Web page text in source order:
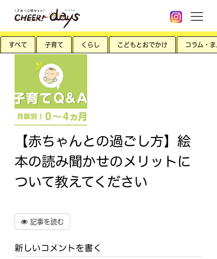
すべて 子育て くらし こどもとおでかけ コラム・
【赤ちゃんとの過ごし方】絵
本の読み聞かせのメリットに
ついて教えてください
記事を読む
新しいコメントを書く